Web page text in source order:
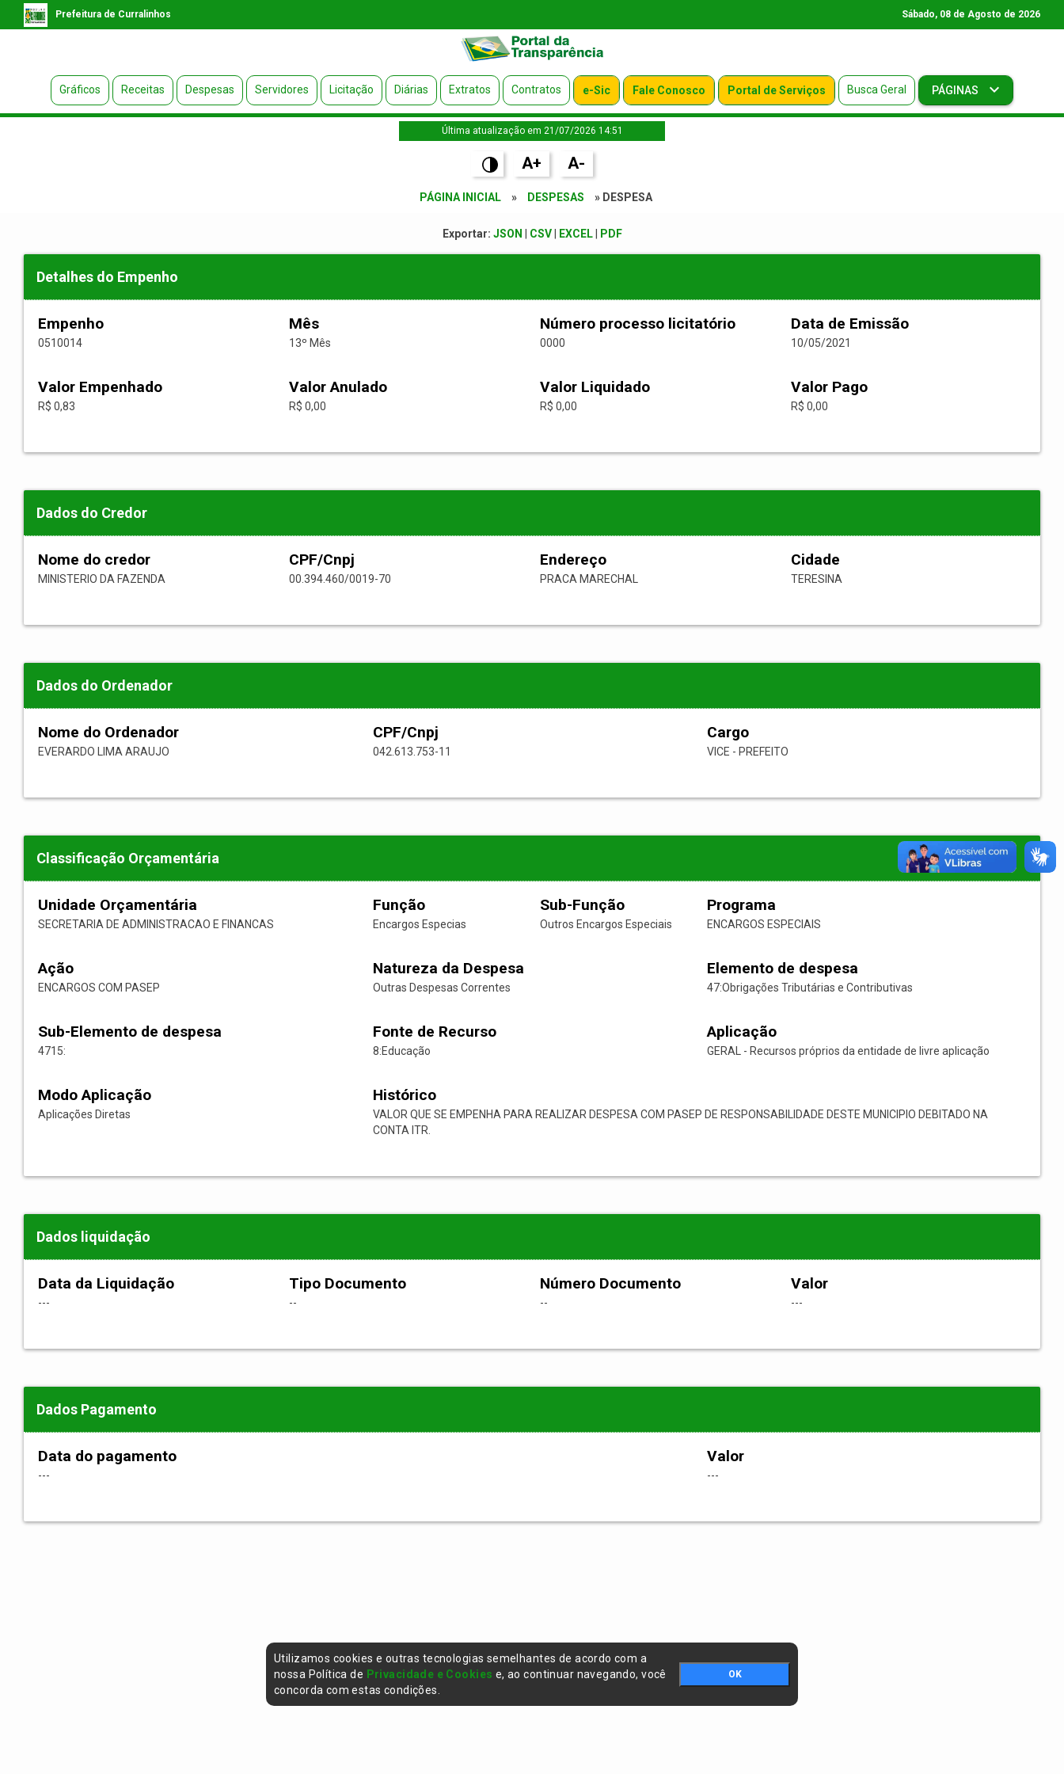
Prefeitura de Curralinhos Sábado, 08 de Agosto de 2026
Gráficos Receitas Despesas Servidores Licitação Diárias Extratos Contratos e-Sic Fale Conosco Portal de Serviços Busca Geral PÁGINAS
Última atualização em 21/07/2026 14:51
A+ A-
PÁGINA INICIAL » DESPESAS » DESPESA
Exportar: JSON CSV| EXCEL| PDF
Detalhes do Empenho
Empenho
0510014
Mês
13º Mês
Número processo licitatório
0000
Data de Emissão
10/05/2021
Valor Empenhado
R$ 0,83
Valor Anulado
R$ 0,00
Valor Liquidado
R$ 0,00
Valor Pago
R$ 0,00
Dados do Credor
Nome do credor
MINISTERIO DA FAZENDA
CPF/Cnpj
00.394.460/0019-70
Endereço
PRACA MARECHAL
Cidade
TERESINA
Dados do Ordenador
Nome do Ordenador
EVERARDO LIMA ARAUJO
CPF/Cnpj
042.613.753-11
Cargo
VICE - PREFEITO
Classificação Orçamentária
Unidade Orçamentária
SECRETARIA DE ADMINISTRACAO E FINANCAS
Função
Encargos Especias
Sub-Função
Outros Encargos Especiais
Programa
ENCARGOS ESPECIAIS
Ação
ENCARGOS COM PASEP
Natureza da Despesa
Outras Despesas Correntes
Elemento de despesa
47:Obrigações Tributárias e Contributivas
Sub-Elemento de despesa
4715:
Fonte de Recurso
8:Educação
Aplicação
GERAL - Recursos próprios da entidade de livre aplicação
Modo Aplicação
Aplicações Diretas
Histórico
VALOR QUE SE EMPENHA PARA REALIZAR DESPESA COM PASEP DE RESPONSABILIDADE DESTE MUNICIPIO DEBITADO NA
CONTA ITR.
Dados liquidação
Data da Liquidação
---
Tipo Documento
--
Número Documento
--
Valor
---
Dados Pagamento
Data do pagamento
---
Valor
---
Utilizamos cookies e outras tecnologias semelhantes de acordo com a
nossa Política de Privacidade e Cookies e, ao continuar navegando, você
concorda com estas condições.
OK